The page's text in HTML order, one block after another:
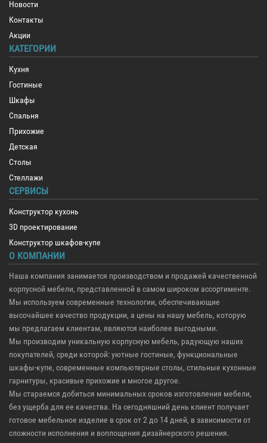
Новости
Контакты
Акции
КАТЕГОРИИ
Кухня
Гостиные
Шкафы
Спальня
Прихожие
Детская
Столы
Стеллажи
СЕРВИСЫ
Конструктор кухонь
3D проектирование
Конструктор шкафов-купе
О КОМПАНИИ
Наша компания занимается производством и продажей качественной
корпусной мебели, представленной в самом широком ассортименте.
Мы используем современные технологии, обеспечивающие
высочайшее качество продукции, а цены на нашу мебель, которую
мы предлагаем клиентам, являются наиболее выгодными.
Мы производим уникальную корпусную мебель, радующую наших
покупателей, среди которой: уютные гостиные, функциональные
шкафы-купе, современные компьютерные столы, стильные кухонные
гарнитуры, красивые прихожие и многое другое.
Мы стараемся добиться минимальных сроков изготовления мебели,
без ущерба для ее качества. На сегодняшний день клиент получает
готовое мебельное изделие в срок от 2 до 14 дней, в зависимости от
сложности исполнения и воплощения дизайнерского решения.